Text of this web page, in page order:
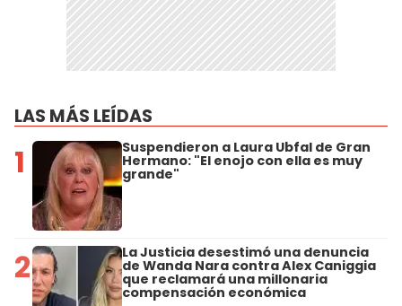
LAS MÁS LEÍDAS
1 Suspendieron a Laura Ubfal de Gran
Hermano: "El enojo con ella es muy
grande"
2 La Justicia desestimó una denuncia
de Wanda Nara contra Alex Caniggia
que reclamará una millonaria
compensación económica